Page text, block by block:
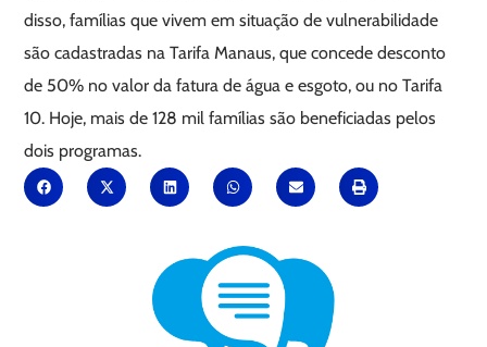
disso, famílias que vivem em situação de vulnerabilidade
são cadastradas na Tarifa Manaus, que concede desconto
de 50% no valor da fatura de água e esgoto, ou no Tarifa
10. Hoje, mais de 128 mil famílias são beneficiadas pelos
dois programas.